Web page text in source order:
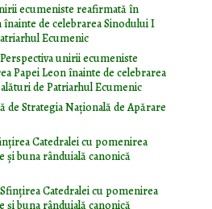
ecumeniste reafirmată în
înainte de celebrarea Sinodului I
Ecumenic
Perspectiva unirii ecumeniste
Papei Leon înainte de celebrarea
de Patriarhul Ecumenic
de Strategia Naţională de Apărare
Catedralei cu pomenirea
și buna rânduială canonică
Sfințirea Catedralei cu pomenirea
și buna rânduială canonică